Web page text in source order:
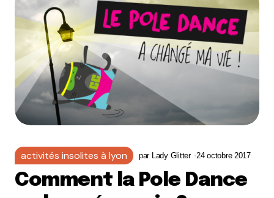
activités insolites à lyon par Lady Glitter 24 octobre 2017
Comment la Pole Dance